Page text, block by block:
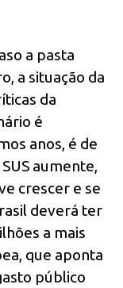
a pasta
a situação da
da
é
anos, é de
aumente,
crescer e se
deverá ter
a mais
que aponta
público